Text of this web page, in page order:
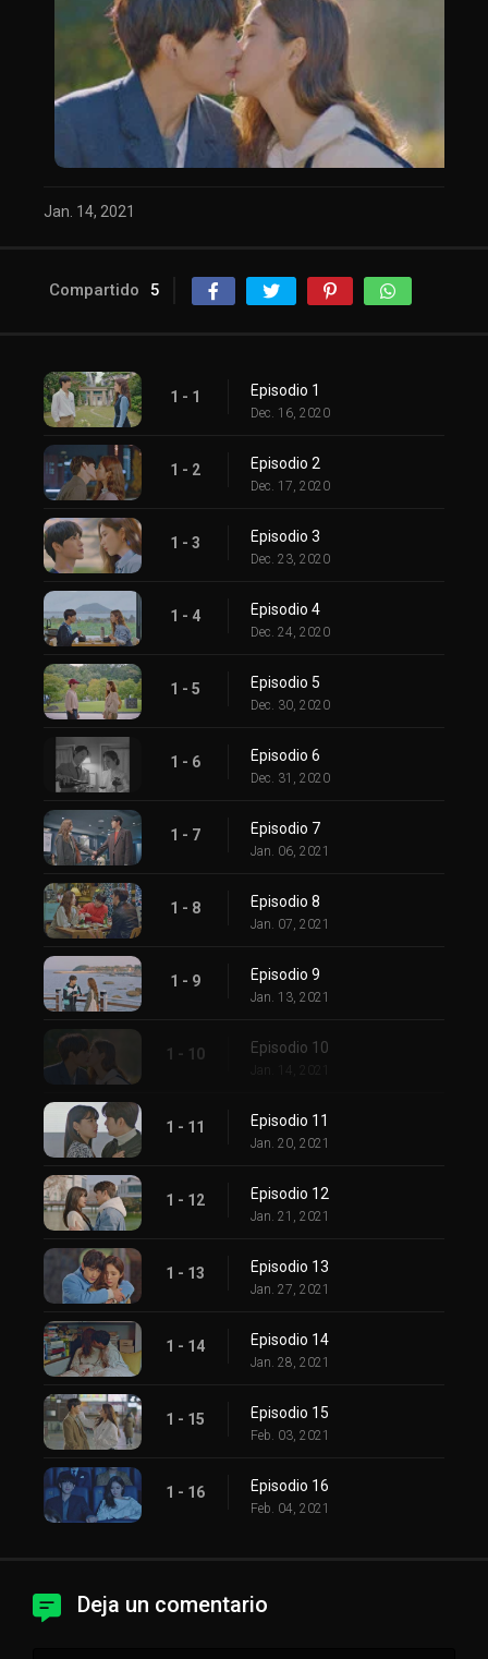
Jan. 14, 2021
Compartido 5
1 - 1 Episodio 1
Dec. 16, 2020
1 - 2 Episodio 2
Dec. 17, 2020
1 - 3 Episodio 3
Dec. 23, 2020
1 - 4 Episodio 4
Dec. 24, 2020
1 - 5 Episodio 5
Dec. 30, 2020
1 - 6 Episodio 6
Dec. 31, 2020
1 - 7 Episodio 7
Jan. 06, 2021
1 - 8 Episodio 8
Jan. 07, 2021
1 - 9 Episodio 9
Jan. 13, 2021
1 - 10 Episodio 10
Jan. 14, 2021
1 - 11 Episodio 11
Jan. 20, 2021
1 - 12 Episodio 12
Jan. 21, 2021
1 - 13 Episodio 13
Jan. 27, 2021
1 - 14 Episodio 14
Jan. 28, 2021
1 - 15 Episodio 15
Feb. 03, 2021
1 - 16 Episodio 16
Feb. 04, 2021
Deja un comentario